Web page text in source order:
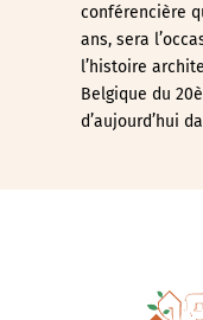
conférencière
ans, sera
l’histoire
Belgique du
d’aujourd’hui